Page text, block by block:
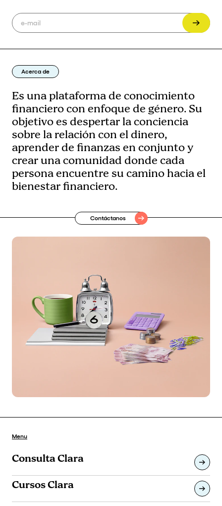
Acerca de
Es una plataforma de conocimiento
financiero con enfoque de género. Su
objetivo es despertar la conciencia
sobre la relación con el dinero,
aprender de finanzas en conjunto y
crear una comunidad donde cada
persona encuentre su camino hacia el
bienestar financiero.
Contáctanos
Menu
Consulta Clara
Cursos Clara